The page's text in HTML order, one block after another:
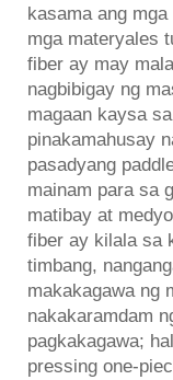
kasama ang
mga materyales
fiber ay may
nagbibigay ng
magaan kaysa
pinakamahusay
pasadyang
mainam para sa
matibay at
fiber ay kilala sa
timbang,
makakagawa ng
nakakaramdam
pagkakagawa;
pressing one-